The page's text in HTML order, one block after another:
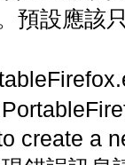
預設應該
create a